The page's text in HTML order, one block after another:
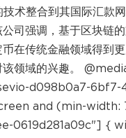
术整合到其国际汇款
司强调，基于区块链
在传统金融领域得到
该领域的兴趣。
d098b0a7-6bf7-
and (min-
0619d281a09c"] {